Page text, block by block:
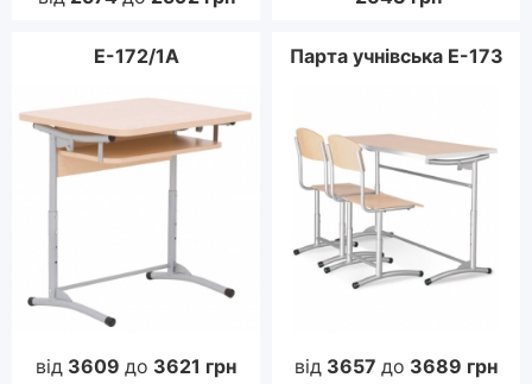
E-172/1A
від 3609 до 3621 грн
Парта учнівська Е-173
від 3657 до 3689 грн